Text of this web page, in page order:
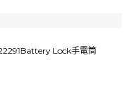
Lock手電筒